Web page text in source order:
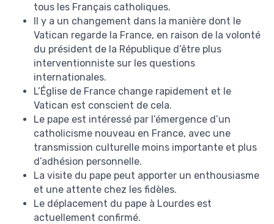
tous les Français catholiques.
Il y a un changement dans la manière dont le
Vatican regarde la France, en raison de la volonté
du président de la République d’être plus
interventionniste sur les questions
internationales.
L’Église de France change rapidement et le
Vatican est conscient de cela.
Le pape est intéressé par l’émergence d’un
catholicisme nouveau en France, avec une
transmission culturelle moins importante et plus
d’adhésion personnelle.
La visite du pape peut apporter un enthousiasme
et une attente chez les fidèles.
Le déplacement du pape à Lourdes est
actuellement confirmé.